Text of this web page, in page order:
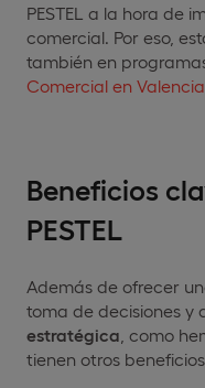
PESTEL a la hora de
comercial. Por eso,
también en
Comercial en Valencia
Beneficios
PESTEL
Además de ofrecer
toma de decisiones y
estratégica , como
tienen otros